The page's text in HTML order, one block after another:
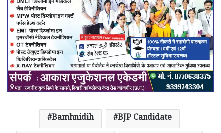
Bamhnidih
BJP Candidate